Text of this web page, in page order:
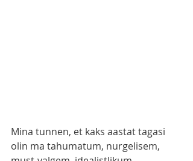
Mina tunnen, et kaks aastat tagasi
olin ma tahumatum, nurgelisem,